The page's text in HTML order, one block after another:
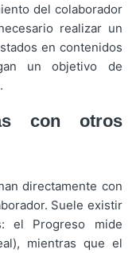
del colaborador
realizar un
en contenidos
un objetivo de
con otros
directamente con
Suele existir
el Progreso mide
mientras que el